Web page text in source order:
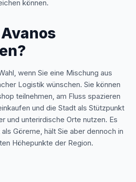
können.
wenn Sie eine Mischung aus
Logistik wünschen. Sie können
teilnehmen, am Fluss spazieren
und die Stadt als Stützpunkt
und unterirdische Orte nutzen. Es
Göreme, hält Sie aber dennoch in
Höhepunkte der Region.